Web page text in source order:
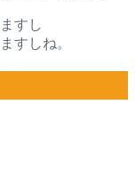
すし
すしね。